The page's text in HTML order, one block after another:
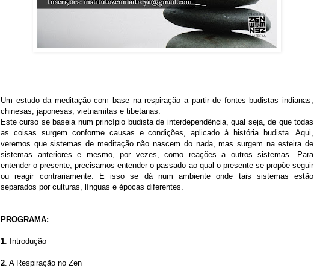
Um estudo da meditação com base na respiração a partir de fontes budistas indianas,
chinesas, japonesas, vietnamitas e tibetanas.
Este curso se baseia num princípio budista de interdependência, qual seja, de que todas
as coisas surgem conforme causas e condições, aplicado à história budista. Aqui,
veremos que sistemas de meditação não nascem do nada, mas surgem na esteira de
sistemas anteriores e mesmo, por vezes, como reações a outros sistemas. Para
entender o presente, precisamos entender o passado ao qual o presente se propõe seguir
ou reagir contrariamente. E isso se dá num ambiente onde tais sistemas estão
separados por culturas, línguas e épocas diferentes.
PROGRAMA:
1 . Introdução
2 . A Respiração no Zen